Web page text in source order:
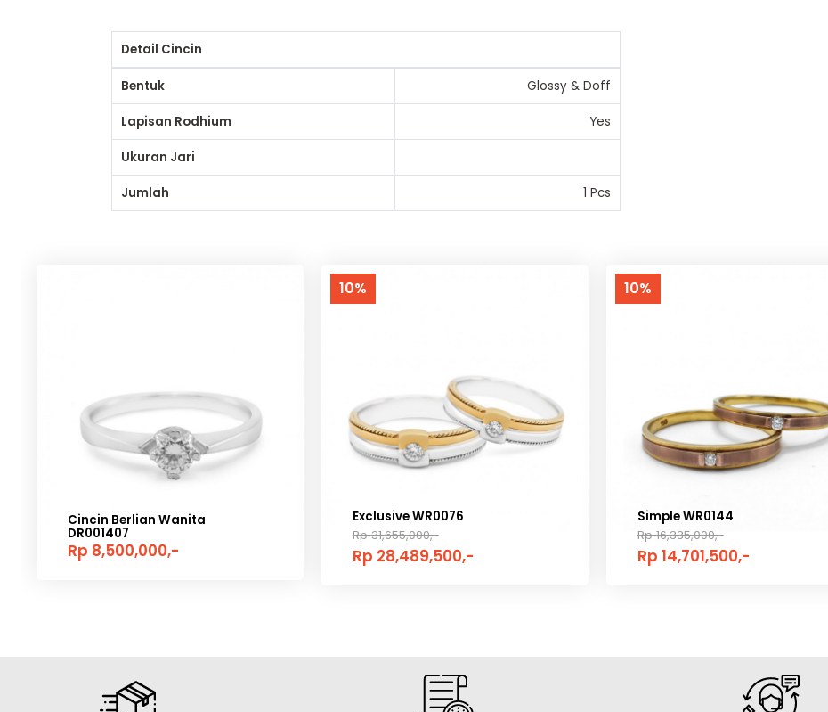
Detail Cincin
Bentuk Glossy & Doff
Lapisan Rodhium Yes
Ukuran Jari
Jumlah 1 Pcs
Cincin Berlian Wanita
DR001407
Rp 8,500,000,-
10%
Exclusive WR0076
Rp 31,655,000,-
Rp 28,489,500,-
10%
Simple WR0144
Rp 16,335,000,-
Rp 14,701,500,-